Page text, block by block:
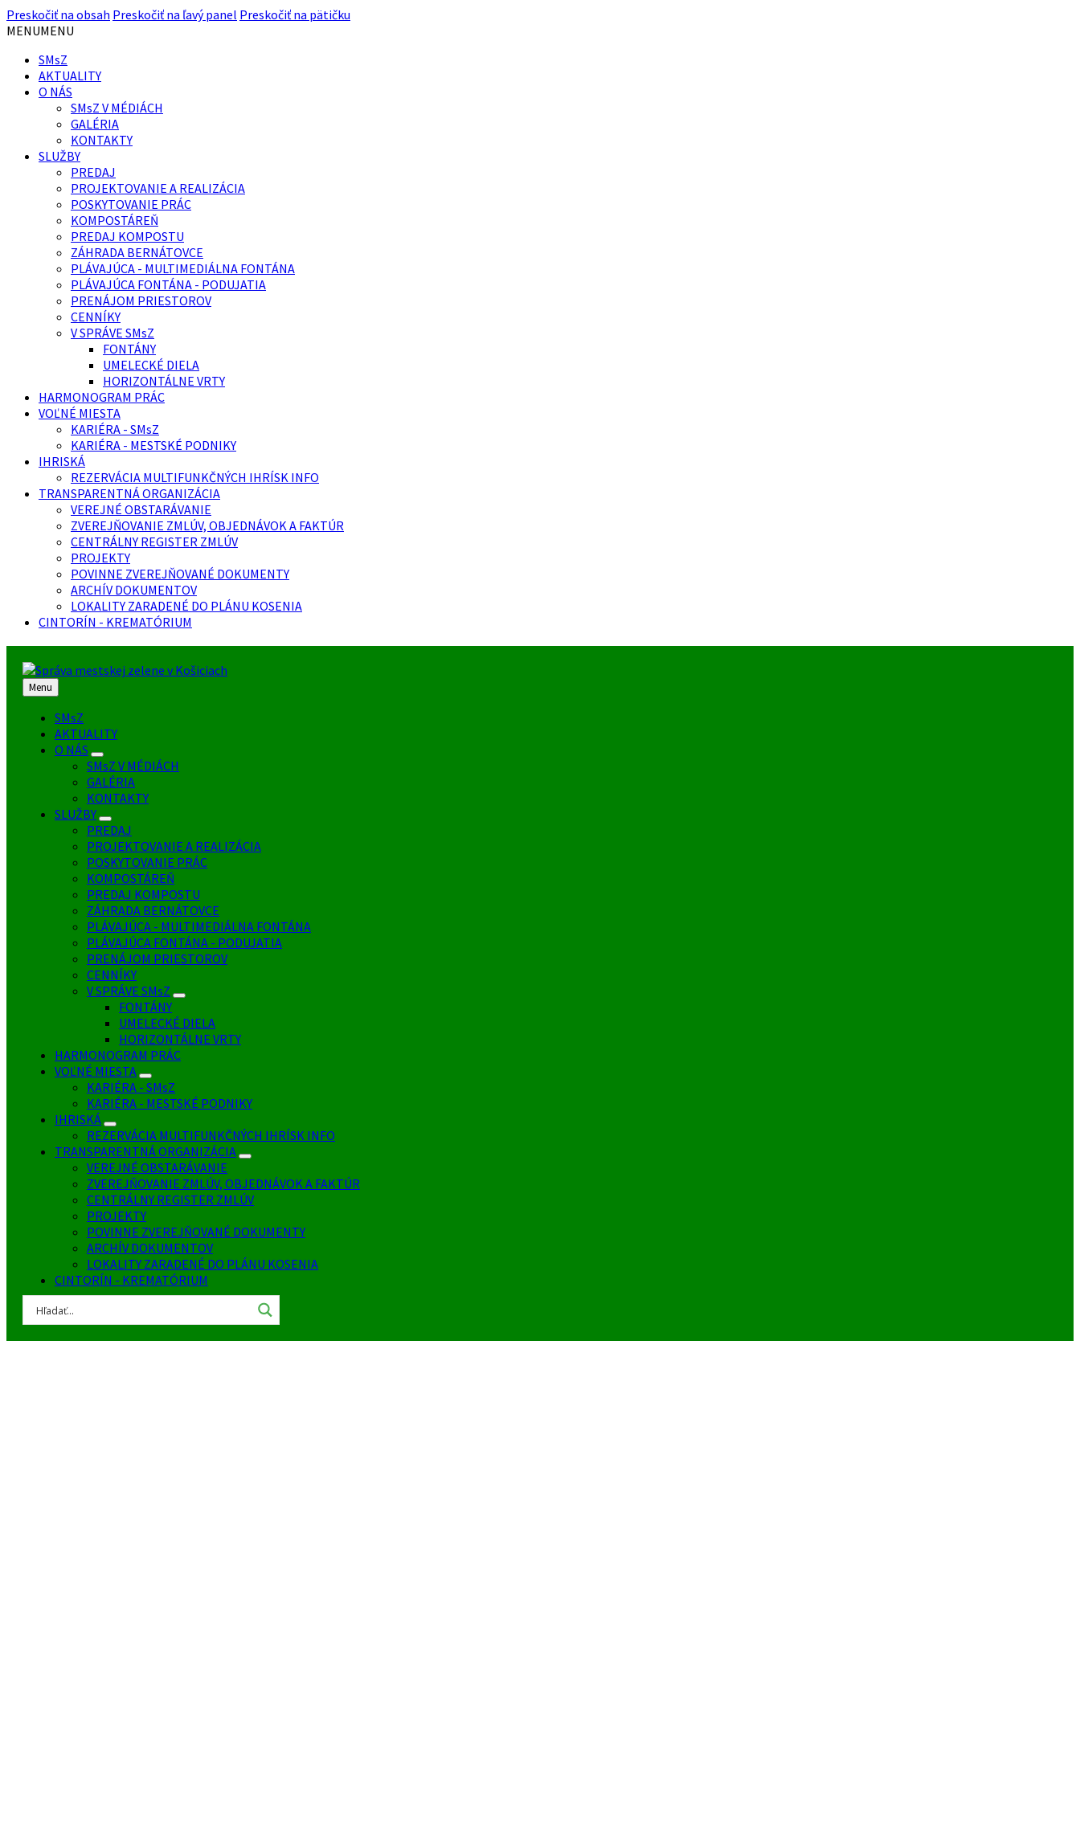
Preskočiť na obsah Preskočiť na ľavý panel Preskočiť na pätičku
MENUMENU
SMsZ
AKTUALITY
O NÁS
SMsZ V MÉDIÁCH
GALÉRIA
KONTAKTY
SLUŽBY
PREDAJ
PROJEKTOVANIE A REALIZÁCIA
POSKYTOVANIE PRÁC
KOMPOSTÁREŇ
PREDAJ KOMPOSTU
ZÁHRADA BERNÁTOVCE
PLÁVAJÚCA - MULTIMEDIÁLNA FONTÁNA
PLÁVAJÚCA FONTÁNA - PODUJATIA
PRENÁJOM PRIESTOROV
CENNÍKY
V SPRÁVE SMsZ
FONTÁNY
UMELECKÉ DIELA
HORIZONTÁLNE VRTY
HARMONOGRAM PRÁC
VOĽNÉ MIESTA
KARIÉRA - SMsZ
KARIÉRA - MESTSKÉ PODNIKY
IHRISKÁ
REZERVÁCIA MULTIFUNKČNÝCH IHRÍSK INFO
TRANSPARENTNÁ ORGANIZÁCIA
VEREJNÉ OBSTARÁVANIE
ZVEREJŇOVANIE ZMLÚV, OBJEDNÁVOK A FAKTÚR
CENTRÁLNY REGISTER ZMLÚV
PROJEKTY
POVINNE ZVEREJŇOVANÉ DOKUMENTY
ARCHÍV DOKUMENTOV
LOKALITY ZARADENÉ DO PLÁNU KOSENIA
CINTORÍN - KREMATÓRIUM
Menu
SMsZ
AKTUALITY
O NÁS
SMsZ V MÉDIÁCH
GALÉRIA
KONTAKTY
SLUŽBY
PREDAJ
PROJEKTOVANIE A REALIZÁCIA
POSKYTOVANIE PRÁC
KOMPOSTÁREŇ
PREDAJ KOMPOSTU
ZÁHRADA BERNÁTOVCE
PLÁVAJÚCA - MULTIMEDIÁLNA FONTÁNA
PLÁVAJÚCA FONTÁNA - PODUJATIA
PRENÁJOM PRIESTOROV
CENNÍKY
V SPRÁVE SMsZ
FONTÁNY
UMELECKÉ DIELA
HORIZONTÁLNE VRTY
HARMONOGRAM PRÁC
VOĽNÉ MIESTA
KARIÉRA - SMsZ
KARIÉRA - MESTSKÉ PODNIKY
IHRISKÁ
REZERVÁCIA MULTIFUNKČNÝCH IHRÍSK INFO
TRANSPARENTNÁ ORGANIZÁCIA
VEREJNÉ OBSTARÁVANIE
ZVEREJŇOVANIE ZMLÚV, OBJEDNÁVOK A FAKTÚR
CENTRÁLNY REGISTER ZMLÚV
PROJEKTY
POVINNE ZVEREJŇOVANÉ DOKUMENTY
ARCHÍV DOKUMENTOV
LOKALITY ZARADENÉ DO PLÁNU KOSENIA
CINTORÍN - KREMATÓRIUM